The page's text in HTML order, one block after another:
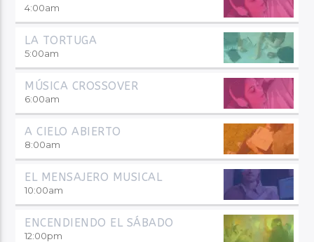
4:00am
LA TORTUGA
5:00am
MÚSICA CROSSOVER
6:00am
A CIELO ABIERTO
8:00am
EL MENSAJERO MUSICAL
10:00am
ENCENDIENDO EL SÁBADO
12:00pm